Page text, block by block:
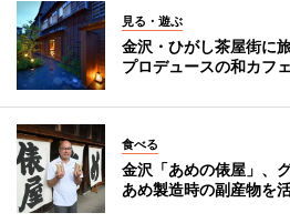
見る・遊ぶ
金沢・ひがし茶屋街に
プロデュースの和カフ
食べる
金沢「あめの俵屋」、
あめ製造時の副産物を